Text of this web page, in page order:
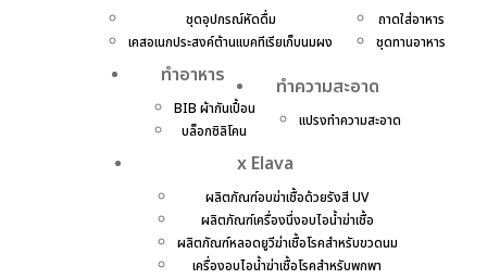
ชุดอุปกรณ์หัดดื่ม
เคสอเนกประสงค์ต้านแบคทีเรียเก็บนมผง
ถาดใส่อาหาร
ชุดทานอาหาร
ทำอาหาร
BIB ผ้ากันเปื้อน
บล็อกซิลิโคน
ทำความสะอาด
แปรงทำความสะอาด
x Elava
ผลิตภัณฑ์อบฆ่าเชื้อด้วยรังสี UV
ผลิตภัณฑ์เครื่องนึ่งอบไอน้ำฆ่าเชื้อ
ผลิตภัณฑ์หลอดยูวีฆ่าเชื้อโรคสำหรับขวดนม
เครื่องอบไอน้ำฆ่าเชื้อโรคสำหรับพกพา